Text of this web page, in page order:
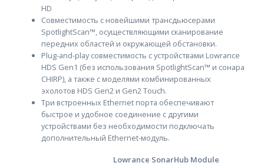
HD
Совместимость с новейшими трансдьюсерами
SpotlightScan™, осуществляющими сканирование
передних областей и окружающей обстановки.
Plug-and-play совместимость с устройствами Lowrance
HDS Gen1 (без использования SpotlightScan™ и сонара
CHIRP), а также с моделями комбинированных
эхолотов HDS Gen2 и Gen2 Touch.
Три встроенных Ethernet порта обеспечивают
быстрое и удобное соединение с другими
устройствами без необходимости подключать
дополнительный Ethernet-модуль.
Lowrance SonarHub Module